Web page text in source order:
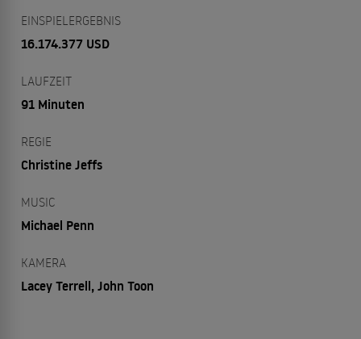
EINSPIELERGEBNIS
16.174.377 USD
LAUFZEIT
91 Minuten
REGIE
Christine Jeffs
MUSIC
Michael Penn
KAMERA
Lacey Terrell, John Toon